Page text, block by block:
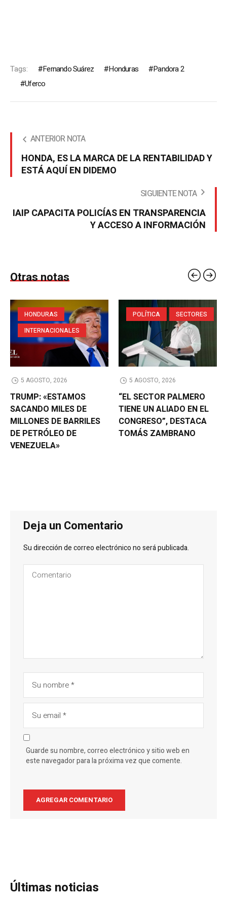
Tags: Fernando Suárez Honduras
Pandora 2
Uferco
ANTERIOR NOTA
HONDA, ES LA MARCA DE LA RENTABILIDAD Y
ESTÁ AQUÍ EN DIDEMO
SIGUIENTE NOTA
IAIP CAPACITA POLICÍAS EN TRANSPARENCIA
Y ACCESO A INFORMACIÓN
Otras notas
HONDURAS
INTERNACIONALES
5 AGOSTO, 2026
TRUMP: «ESTAMOS
SACANDO MILES DE
MILLONES DE BARRILES
DE PETRÓLEO DE
VENEZUELA»
POLÍTICA SECTORES
5 AGOSTO, 2026
“EL SECTOR PALMERO
TIENE UN ALIADO EN EL
CONGRESO”, DESTACA
TOMÁS ZAMBRANO
Deja un Comentario
Su dirección de correo electrónico no será publicada.
Guarde su nombre, correo electrónico y sitio web en
este navegador para la próxima vez que comente.
Últimas noticias